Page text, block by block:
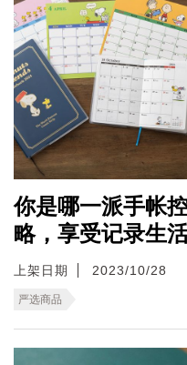
你是哪一派手帐
略，享受记录生
上架日期 2023/10/28
严选商品